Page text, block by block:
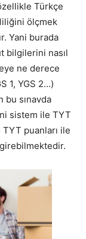
Türkçe
ölçmek
Yani burada
bilgilerini nasıl
ne derece
1, YGS 2…)
bu sınavda
sistem ile TYT
puanları ile